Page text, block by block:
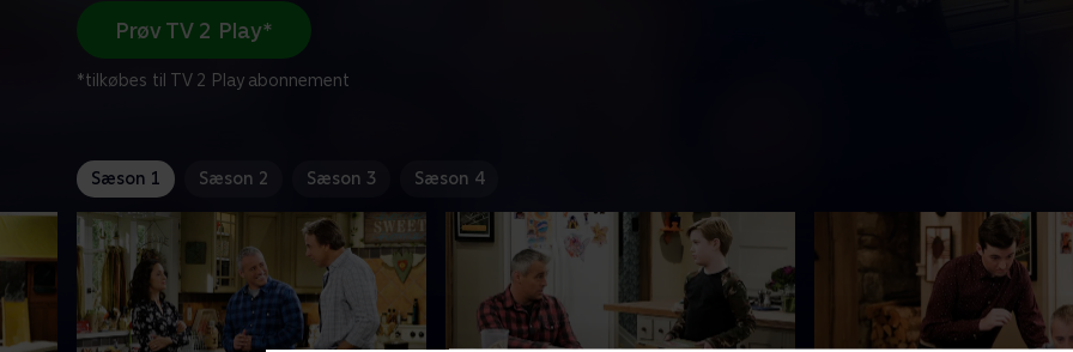
Prøv TV 2 Play*
*tilkøbes til TV 2 Play abonnement
Sæson 1 Sæson 2 Sæson 3 Sæson 4